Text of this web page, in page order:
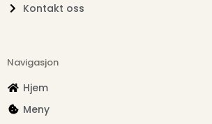
Kontakt oss
Navigasjon
Hjem
Meny